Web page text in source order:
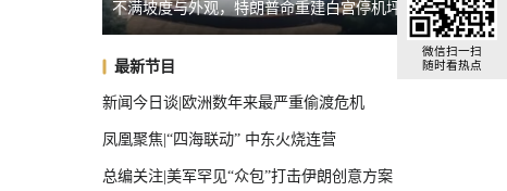
全球汽车前十，中国占了三把椅子
不满坡度与外观，特朗普命重建白宫停机坪 台湾
最新节目
新闻今日谈|欧洲数年来最严重偷渡危机
凤凰聚焦|“四海联动” 中东火烧连营
总编关注|美军罕见“众包”打击伊朗创意方案
微信扫一扫
随时看热点